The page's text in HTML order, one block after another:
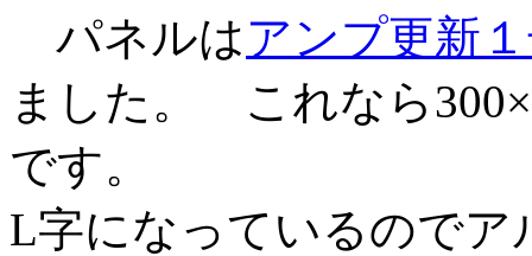
パネルはアンプ更新
ました。 これなら
です。
L字になっているのでア